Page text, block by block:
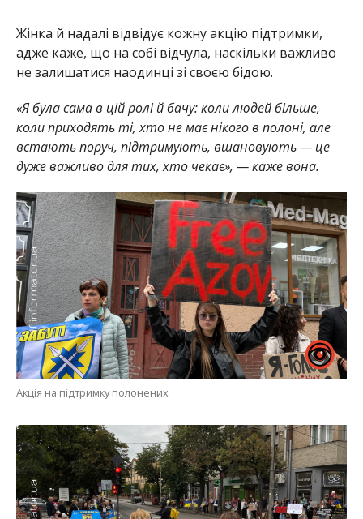
Жінка й надалі відвідує кожну акцію підтримки,
адже каже, що на собі відчула, наскільки важливо
не залишатися наодинці зі своєю бідою.
«Я була сама в цій ролі й бачу: коли людей більше,
коли приходять ті, хто не має нікого в полоні, але
встають поруч, підтримують, вшановують — це
дуже важливо для тих, хто чекає», — каже вона.
Акція на підтримку полонених